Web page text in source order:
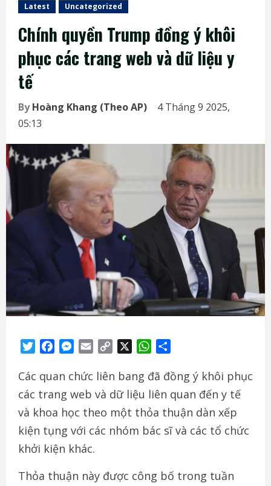
Latest Uncategorized
Chính quyền Trump đồng ý khôi
phục các trang web và dữ liệu y
tế
ByHoàng Khang (Theo AP)
4 Tháng 9 2025,
05:13
TwitterFacebookMessenger
Email
Copy
WhatsApp
Các quan chức liên bang đã đồng ý khôi phục
các trang web và dữ liệu liên quan đến y tế
và khoa học theo một thỏa thuận dàn xếp
kiện tụng với các nhóm bác sĩ và các tổ chức
khởi kiện khác.
Thỏa thuận này được công bố trong tuần